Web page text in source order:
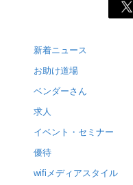
新着ニュース
お助け道場
ベンダーさん
求人
イベント・セミナー
優待
wifiメディアスタイル